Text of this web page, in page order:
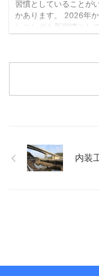
時間前に待機する場所
人ずつ受付）、係の方
「次の免許証をマイナ
習慣としていることが
かあります。 2026年
ンニングも新習慣とし
中で、運動の習慣化は
ことなど書いてみます
おいても、すぐ取り掛
いとしても、とりあえ
内装